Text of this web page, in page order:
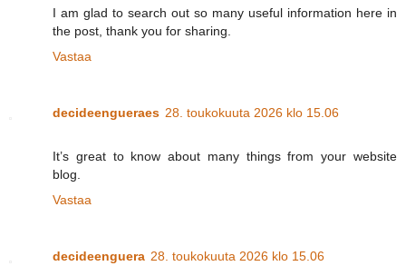
I am glad to search out so many useful information here in
the post, thank you for sharing.
Vastaa
decideengueraes 28. toukokuuta 2026 klo 15.06
It’s great to know about many things from your website
blog.
Vastaa
decideenguera 28. toukokuuta 2026 klo 15.06